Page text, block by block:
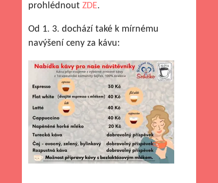
prohlédnoutZDE.
Od 1. 3. dochází také k mírnému
navýšení ceny za kávu: